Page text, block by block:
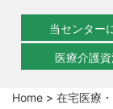
当センター
医療介護
Home > 在宅医療